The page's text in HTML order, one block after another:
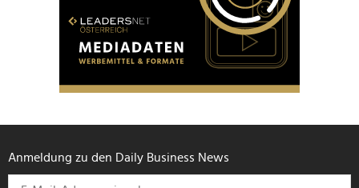
Verwendung unserer Website an unsere Partner für
soziale Medien, Werbung und Analysen weiter. Unsere
Partner führen diese Informationen möglicherweise mit
weiteren Daten zusammen, die Sie ihnen bereitgestellt
haben oder die sie im Rahmen Ihrer Nutzung der Dienste
Anmeldung zu den Daily Business News